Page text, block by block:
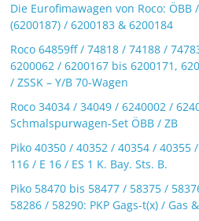
Die Eurofimawagen von Roco: ÖBB
(6200187) / 6200183 & 6200184
Roco 64859ff / 74818 / 74188 /
6200062 / 6200167 bis 6200171,
/ ZSSK – Y/B 70-Wagen
Roco 34034 / 34049 / 6240002 /
Schmalspurwagen-Set ÖBB / ZB
Piko 40350 / 40352 / 40354 / 40355
116 / E 16 / ES 1 K. Bay. Sts. B.
Piko 58470 bis 58477 / 58375 /
58286 / 58290: PKP Gags-t(x) / Gas